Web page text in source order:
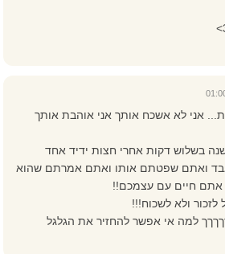
אני לא אשכח אותך אני אוהבת אותך
בשלוש דקות אחרי חצות ידיד אחד
ואתם שפטתם אותו ואתם אמרתם שהוא
אתם חיים עם עצמכם!!
למה אי אפשר להחזיר את הגלגל